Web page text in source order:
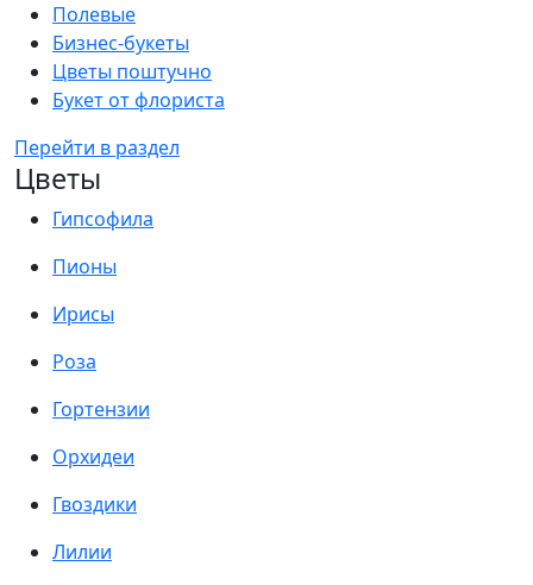
Полевые
Бизнес-букеты
Цветы поштучно
Букет от флориста
Перейти в раздел
Цветы
Гипсофила
Пионы
Ирисы
Роза
Гортензии
Орхидеи
Гвоздики
Лилии